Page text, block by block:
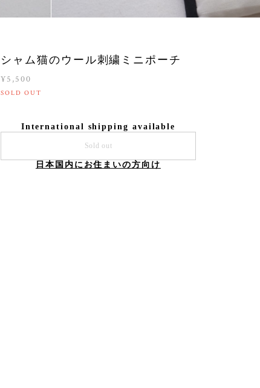
シャム猫のウール刺繍ミニポーチ
¥5,500
SOLD OUT
International shipping available
Sold out
日本国内にお住まいの方向け